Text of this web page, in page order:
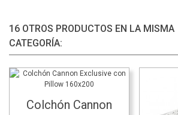
16 OTROS PRODUCTOS EN LA MISMA
CATEGORÍA:
Colchón Cannon